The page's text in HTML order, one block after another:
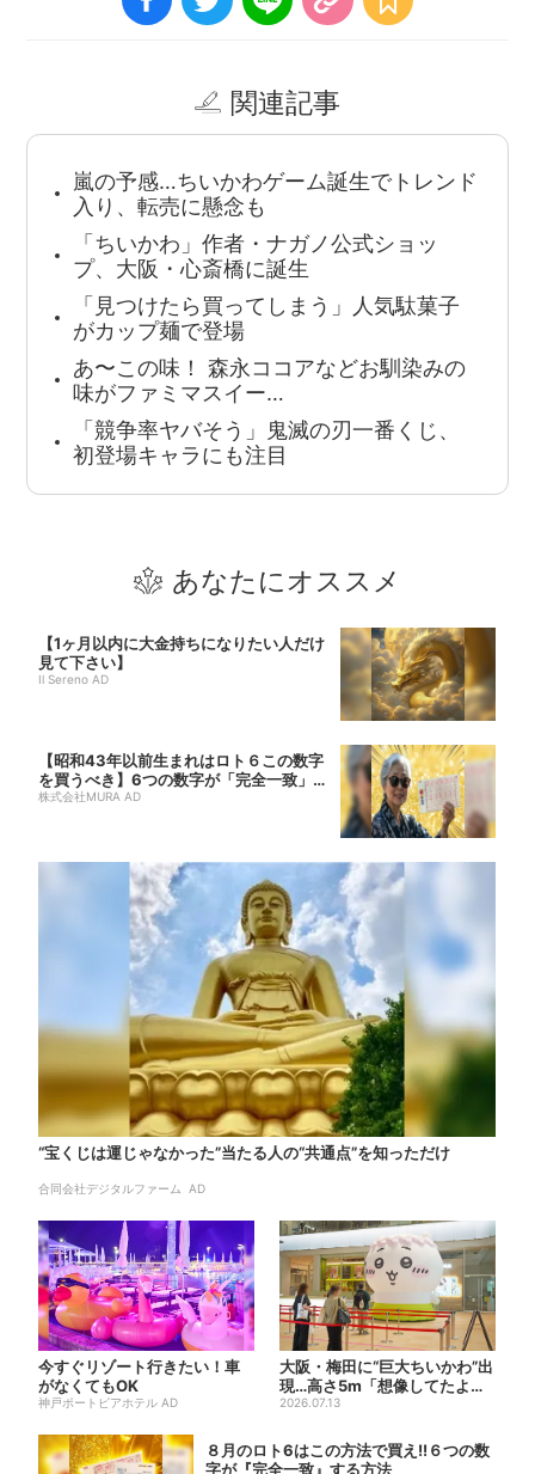
関連記事
嵐の予感…ちいかわゲーム誕生でトレンド
入り、転売に懸念も
「ちいかわ」作者・ナガノ公式ショッ
プ、大阪・心斎橋に誕生
「見つけたら買ってしまう」人気駄菓子
がカップ麺で登場
あ〜この味！ 森永ココアなどお馴染みの
味がファミマスイー…
「競争率ヤバそう」鬼滅の刃一番くじ、
初登場キャラにも注目
あなたにオススメ
【1ヶ月以内に大金持ちになりたい人だけ
見て下さい】
Il Sereno AD
【昭和43年以前生まれはロト６この数字
を買うべき】6つの数字が「完全一致」す
る方...
株式会社MURA AD
“宝くじは運じゃなかった”当たる人の“共通点”を知っただけ
合同会社デジタルファーム AD
今すぐリゾート行きたい！車
がなくてもOK
神戸ポートピアホテル AD
大阪・梅田に“巨大ちいかわ”出
現…高さ5m「想像してたより
結構デカい」「ちいさ…...
2026.07.13
８月のロト6はこの方法で買え!!６つの数
字が『完全一致』する方法